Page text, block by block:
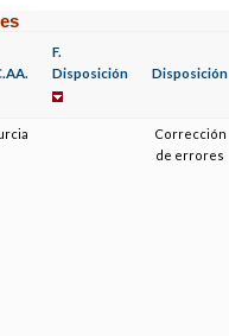
F.
Disposición
Disposición
Corrección
de errores